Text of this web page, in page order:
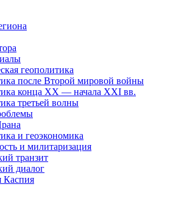
геополитика
после Второй мировой войны
конца XX — начала XXI вв.
третьей волны
и геоэкономика
и милитаризация
транзит
диалог
Каспия